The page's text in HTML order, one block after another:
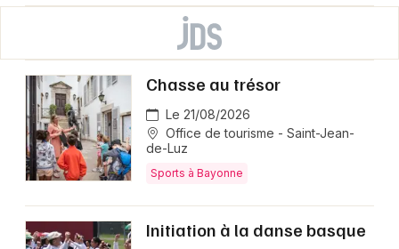
Chasse au trésor
Le 21/08/2026
Office de tourisme - Saint-Jean-
de-Luz
Sports à Bayonne
Initiation à la danse basque